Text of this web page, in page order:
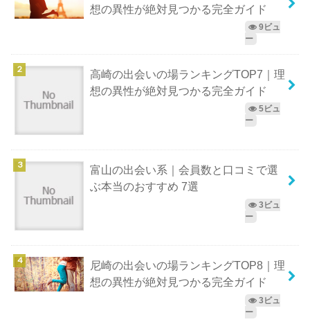
想の異性が絶対見つかる完全ガイド
9ビュ
ー
高崎の出会いの場ランキングTOP7｜理
想の異性が絶対見つかる完全ガイド
5ビュ
ー
富山の出会い系｜会員数と口コミで選
ぶ本当のおすすめ 7選
3ビュ
ー
尼崎の出会いの場ランキングTOP8｜理
想の異性が絶対見つかる完全ガイド
3ビュ
ー